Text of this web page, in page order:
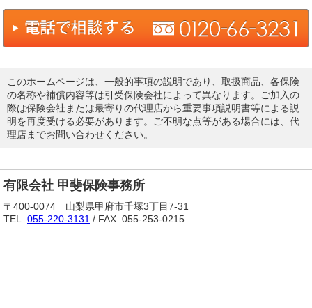
このホームページは、一般的事項の説明であり、取扱商品、各保険
の名称や補償内容等は引受保険会社によって異なります。ご加入の
際は保険会社または最寄りの代理店から重要事項説明書等による説
明を再度受ける必要があります。ご不明な点等がある場合には、代
理店までお問い合わせください。
有限会社 甲斐保険事務所
〒400-0074 山梨県甲府市千塚3丁目7-31
TEL. 055-220-3131 / FAX. 055-253-0215